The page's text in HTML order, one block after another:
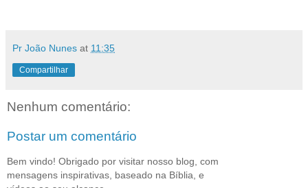
Pr João Nunes at 11:35
Compartilhar
Nenhum comentário:
Postar um comentário
Bem vindo! Obrigado por visitar nosso blog, com
mensagens inspirativas, baseado na Bíblia, e